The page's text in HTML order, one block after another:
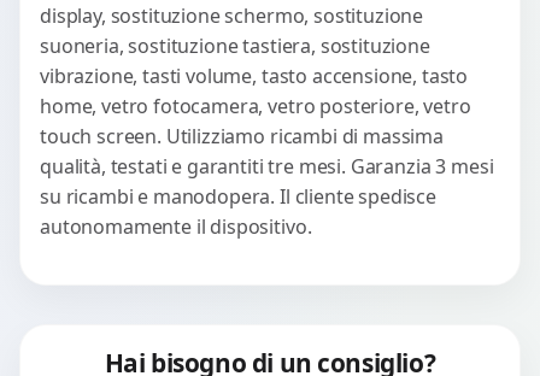
display, sostituzione schermo, sostituzione
suoneria, sostituzione tastiera, sostituzione
vibrazione, tasti volume, tasto accensione, tasto
home, vetro fotocamera, vetro posteriore, vetro
touch screen. Utilizziamo ricambi di massima
qualità, testati e garantiti tre mesi. Garanzia 3 mesi
su ricambi e manodopera. Il cliente spedisce
autonomamente il dispositivo.
Hai bisogno di un consiglio?